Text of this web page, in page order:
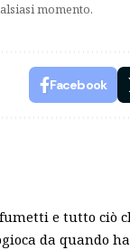
momento.
Facebook
e tutto ciò
da quando